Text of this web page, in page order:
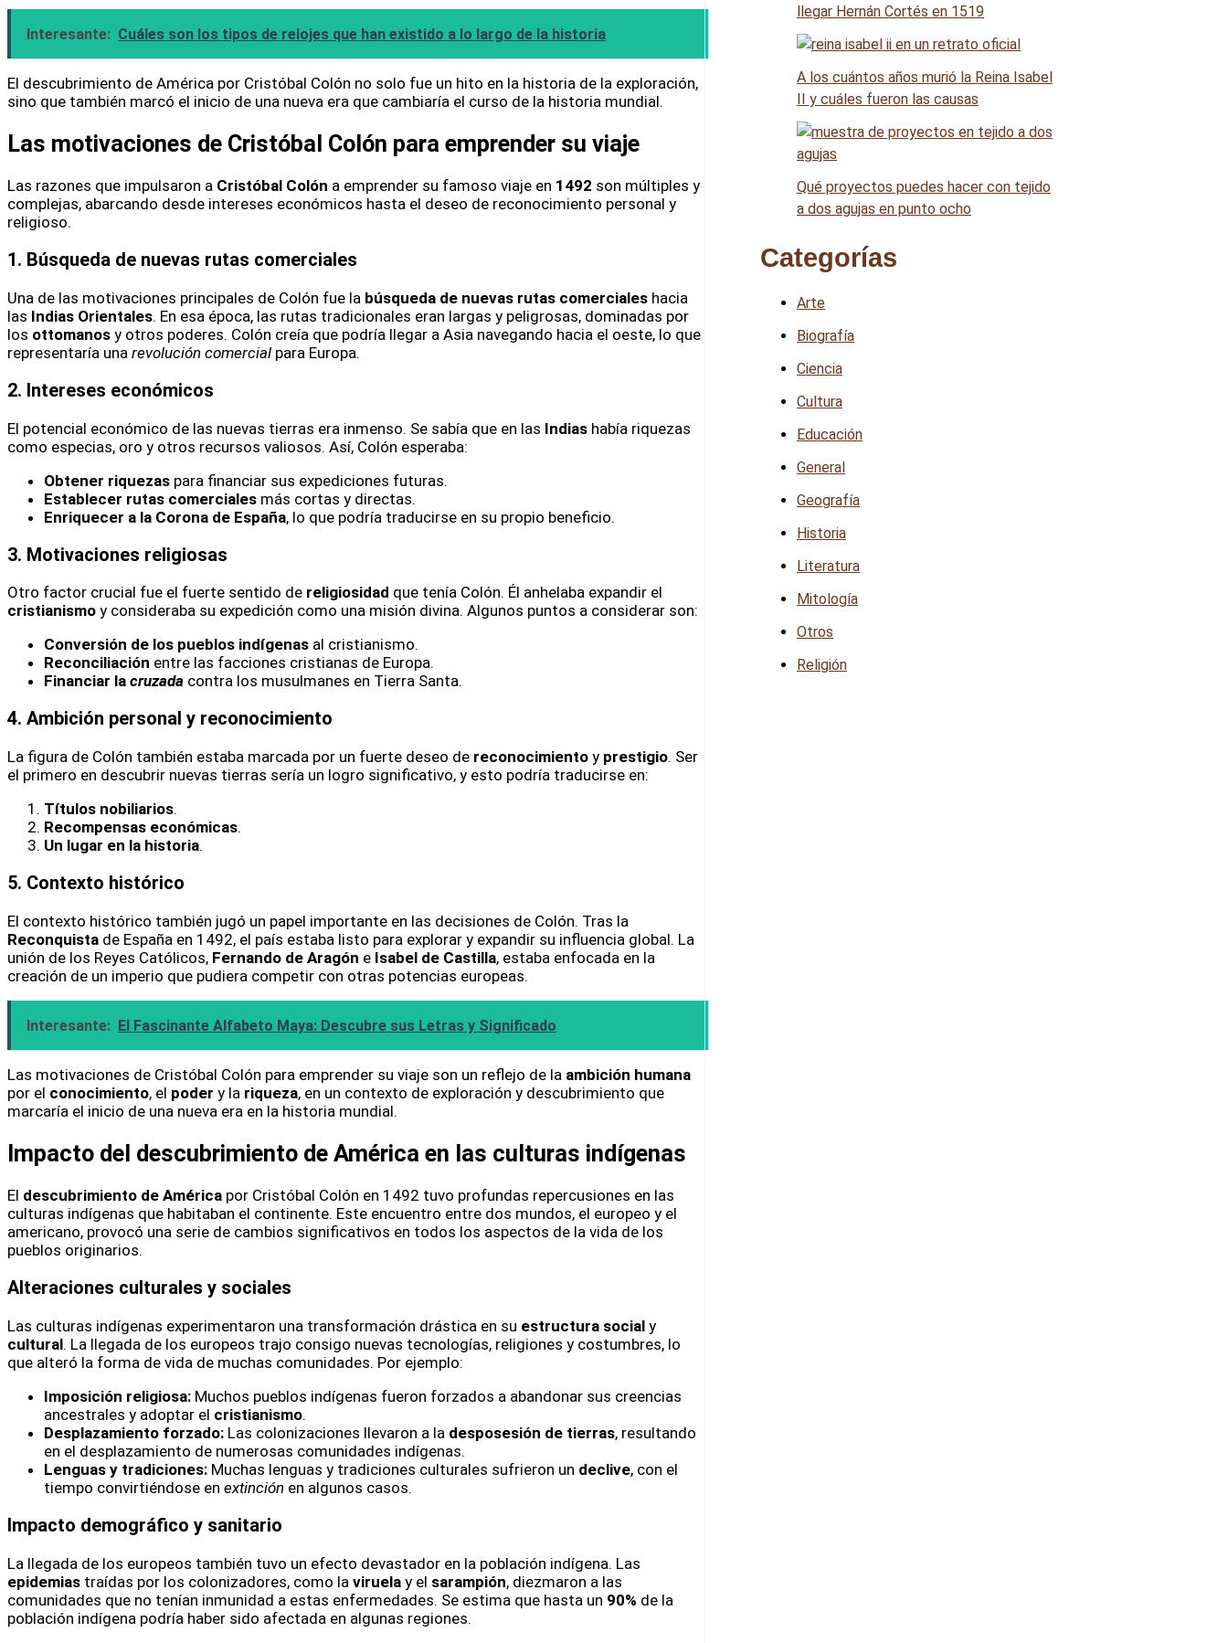
Interesante: Cuáles son los tipos de relojes que han existido a lo largo de la historia
El descubrimiento de América por Cristóbal Colón no solo fue un hito en la historia de la exploración,
sino que también marcó el inicio de una nueva era que cambiaría el curso de la historia mundial.
Las motivaciones de Cristóbal Colón para emprender su viaje
Las razones que impulsaron a Cristóbal Colón a emprender su famoso viaje en 1492 son múltiples y
complejas, abarcando desde intereses económicos hasta el deseo de reconocimiento personal y
religioso.
1. Búsqueda de nuevas rutas comerciales
Una de las motivaciones principales de Colón fue la búsqueda de nuevas rutas comerciales hacia
las Indias Orientales. En esa época, las rutas tradicionales eran largas y peligrosas, dominadas por
los ottomanos y otros poderes. Colón creía que podría llegar a Asia navegando hacia el oeste, lo que
representaría una revolución comercial para Europa.
2. Intereses económicos
El potencial económico de las nuevas tierras era inmenso. Se sabía que en las Indias había riquezas
como especias, oro y otros recursos valiosos. Así, Colón esperaba:
Obtener riquezas para financiar sus expediciones futuras.
Establecer rutas comerciales más cortas y directas.
Enriquecer a la Corona de España, lo que podría traducirse en su propio beneficio.
3. Motivaciones religiosas
Otro factor crucial fue el fuerte sentido de religiosidad que tenía Colón. Él anhelaba expandir el
cristianismo y consideraba su expedición como una misión divina. Algunos puntos a considerar son:
Conversión de los pueblos indígenas al cristianismo.
Reconciliación entre las facciones cristianas de Europa.
Financiar la cruzada contra los musulmanes en Tierra Santa.
4. Ambición personal y reconocimiento
La figura de Colón también estaba marcada por un fuerte deseo de reconocimiento y prestigio. Ser
el primero en descubrir nuevas tierras sería un logro significativo, y esto podría traducirse en:
Títulos nobiliarios.
Recompensas económicas.
Un lugar en la historia.
5. Contexto histórico
El contexto histórico también jugó un papel importante en las decisiones de Colón. Tras la
Reconquista de España en 1492, el país estaba listo para explorar y expandir su influencia global. La
unión de los Reyes Católicos, Fernando de Aragón e Isabel de Castilla, estaba enfocada en la
creación de un imperio que pudiera competir con otras potencias europeas.
Interesante: El Fascinante Alfabeto Maya: Descubre sus Letras y Significado
Las motivaciones de Cristóbal Colón para emprender su viaje son un reflejo de la ambición humana
por el conocimiento, el poder y la riqueza, en un contexto de exploración y descubrimiento que
marcaría el inicio de una nueva era en la historia mundial.
Impacto del descubrimiento de América en las culturas indígenas
El descubrimiento de América por Cristóbal Colón en 1492 tuvo profundas repercusiones en las
culturas indígenas que habitaban el continente. Este encuentro entre dos mundos, el europeo y el
americano, provocó una serie de cambios significativos en todos los aspectos de la vida de los
pueblos originarios.
Alteraciones culturales y sociales
Las culturas indígenas experimentaron una transformación drástica en su estructura social y
cultural. La llegada de los europeos trajo consigo nuevas tecnologías, religiones y costumbres, lo
que alteró la forma de vida de muchas comunidades. Por ejemplo:
Imposición religiosa: Muchos pueblos indígenas fueron forzados a abandonar sus creencias
ancestrales y adoptar el cristianismo.
Desplazamiento forzado: Las colonizaciones llevaron a la desposesión de tierras, resultando
en el desplazamiento de numerosas comunidades indígenas.
Lenguas y tradiciones: Muchas lenguas y tradiciones culturales sufrieron un declive, con el
tiempo convirtiéndose en extinción en algunos casos.
Impacto demográfico y sanitario
La llegada de los europeos también tuvo un efecto devastador en la población indígena. Las
epidemias traídas por los colonizadores, como la viruela y el sarampión, diezmaron a las
comunidades que no tenían inmunidad a estas enfermedades. Se estima que hasta un 90% de la
población indígena podría haber sido afectada en algunas regiones.
llegar Hernán Cortés en 1519
A los cuántos años murió la Reina Isabel
II y cuáles fueron las causas
Qué proyectos puedes hacer con tejido
a dos agujas en punto ocho
Categorías
Arte
Biografía
Ciencia
Cultura
Educación
General
Geografía
Historia
Literatura
Mitología
Otros
Religión